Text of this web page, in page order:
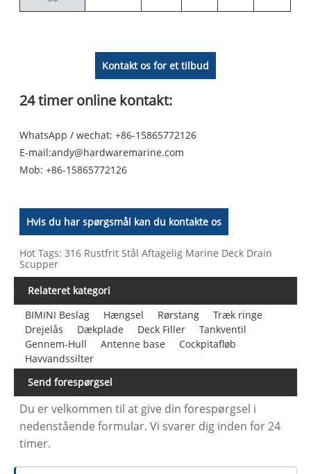
Kontakt os for et tilbud
24 timer online kontakt:
WhatsApp / wechat: +86-15865772126
E-mail:andy@hardwaremarine.com
Mob:+86-15865772126
Hvis du har spørgsmål kan du kontakte os
Hot Tags: 316 Rustfrit Stål Aftagelig Marine Deck Drain
Scupper
Relateret kategori
BIMINI Beslag
Hængsel Rørstang
Træk ringe
Drejelås
Dækplade Deck Filler
Tankventil
Gennem-Hull
Antenne base
Cockpitafløb
Havvandssilter
Send forespørgsel
Du er velkommen til at give din forespørgsel i
nedenstående formular. Vi svarer dig inden for 24
timer.